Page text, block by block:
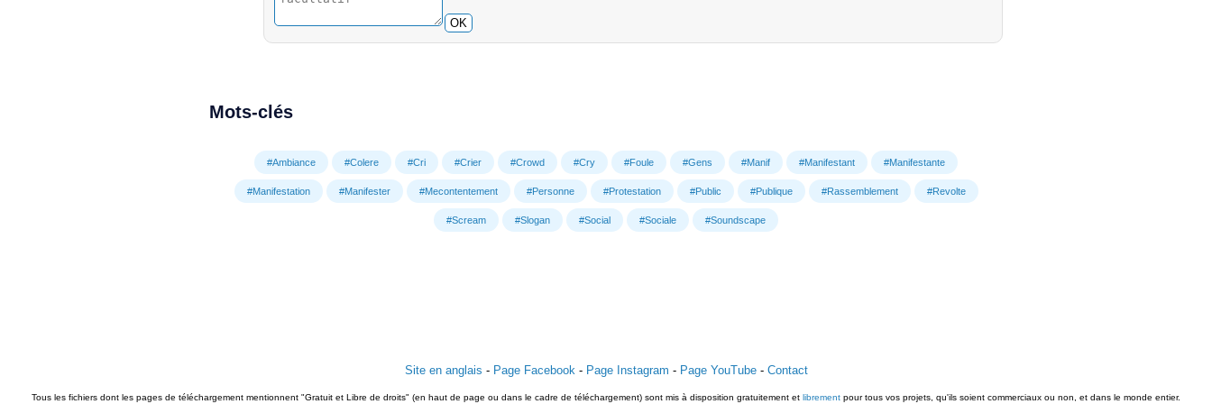
OK
Mots-clés
#Ambiance #Colere #Cri #Crier #Crowd #Cry #Foule #Gens #Manif #Manifestant #Manifestante
#Manifestation #Manifester #Mecontentement #Personne #Protestation #Public #Publique #Rassemblement #Revolte
#Scream #Slogan #Social #Sociale #Soundscape
Site en anglais - Page Facebook - Page Instagram - Page YouTube- Contact
Tous les fichiers dont les pages de téléchargement mentionnent "Gratuit et Libre de droits" (en haut de page ou dans le cadre de téléchargement) sont mis à disposition gratuitement et librement pour tous vos projets, qu'ils soient commerciaux ou non, et dans le monde entier.